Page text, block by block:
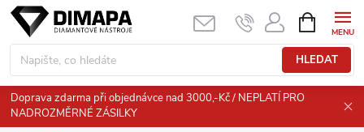
Přejít
obsah
HLEDAT
NÁKUPNÍ
KOŠÍK
Doprava zdarma při objednávce nad 3000,-Kč / NEPLATÍ PRO
NADROZMĚRNÉ ZÁSILKY